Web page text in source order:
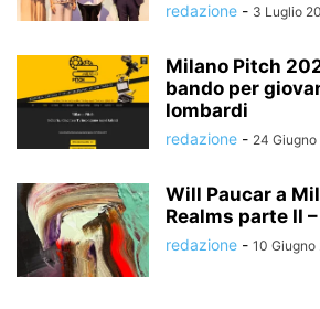
redazione - 3 Luglio
Milano Pitch
bando per
lombardi
redazione - 24
Will Paucar a
Realms parte II
redazione - 10 Giugno